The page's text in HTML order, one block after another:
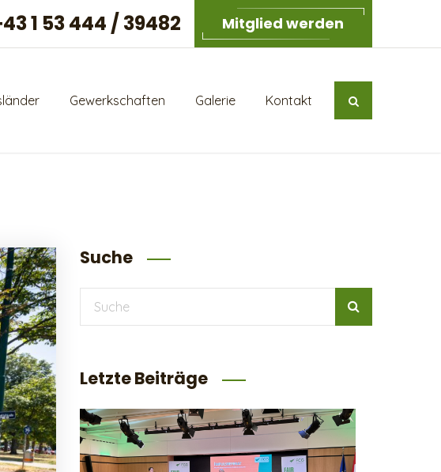
1 53 444 / 39482 Mitglied werden
Gewerkschaften Galerie Kontakt
Suche
Letzte Beiträge